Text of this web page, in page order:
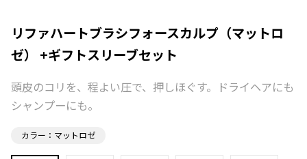
リファハートブラシフォースカルプ（マットロ
ゼ） +ギフトスリーブセット
頭皮のコリを、程よい圧で、押しほぐす。ドライヘアにも
シャンプーにも。
カラー：マットロゼ